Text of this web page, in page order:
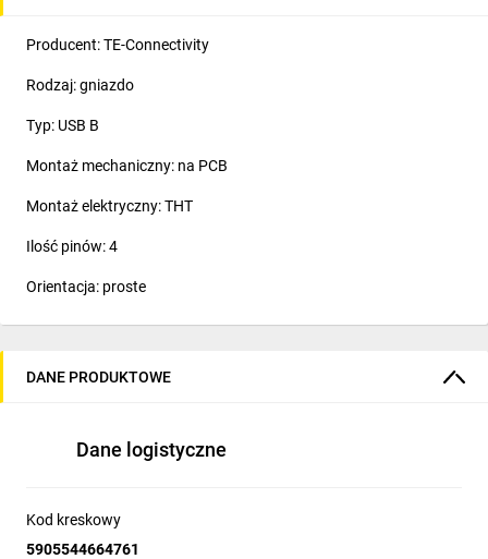
Producent: TE-Connectivity
Rodzaj: gniazdo
Typ: USB B
Montaż mechaniczny: na PCB
Montaż elektryczny: THT
Ilość pinów: 4
Orientacja: proste
DANE PRODUKTOWE
Dane logistyczne
Kod kreskowy
5905544664761